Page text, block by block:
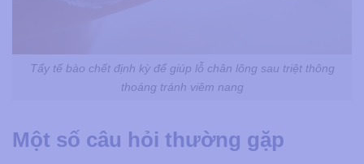
Tẩy tế bào chết định kỳ để giúp lỗ chân lông sau triệt thông
thoáng tránh viêm nang
Một số câu hỏi thường gặp